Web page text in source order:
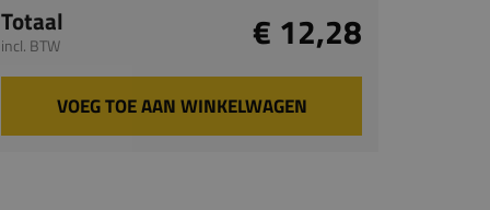
Totaal
incl. BTW € 12,28
VOEG TOE AAN WINKELWAGEN